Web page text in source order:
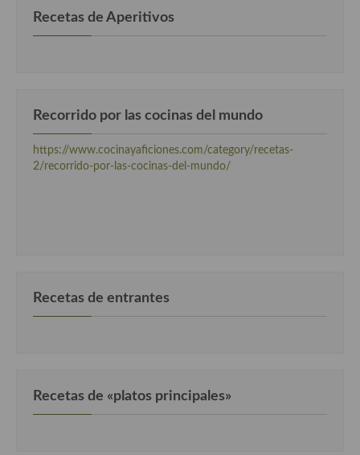
Recetas de Aperitivos
Recorrido por las cocinas del mundo
https://www.cocinayaficiones.com/category/recetas-
2/recorrido-por-las-cocinas-del-mundo/
Recetas de entrantes
Recetas de «platos principales»